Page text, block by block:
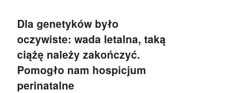
Dla genetyków było
oczywiste: wada letalna, taką
ciążę należy zakończyć.
Pomogło nam hospicjum
perinatalne